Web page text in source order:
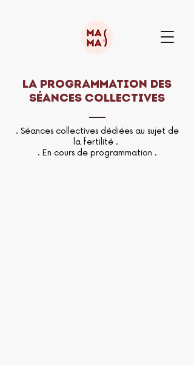
LA PROGRAMMATION DES
séances COLLECTIVES
. Séances collectives dédiées au sujet de
la fertilité .
. En cours de programmation .